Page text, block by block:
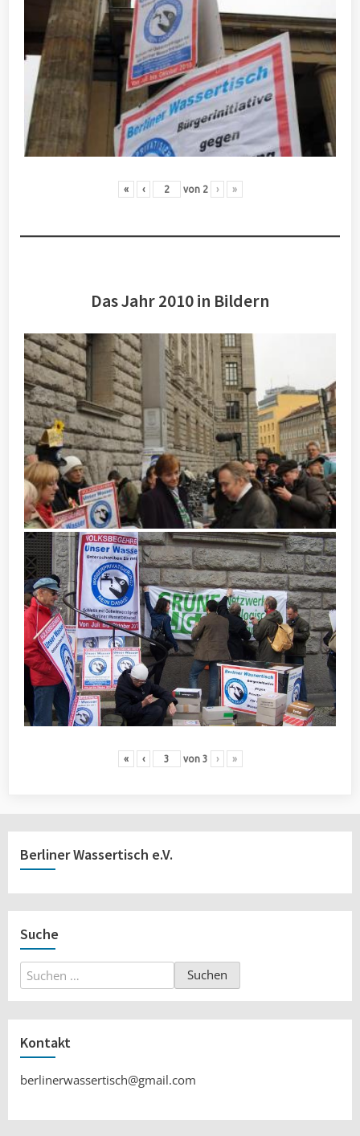
« ‹ von 2 › »
Das Jahr 2010 in Bildern
« ‹ von 3 › »
Berliner Wassertisch e.V.
Suche
Suchen
nach:
Kontakt
berlinerwassertisch@gmail.com